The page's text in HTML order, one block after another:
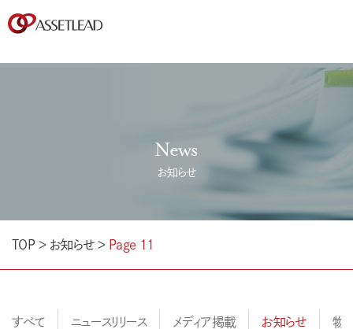
News
お知らせ
TOP＞ お知らせ＞ Page 11
すべて ニュースリリース メディア掲載 お知らせ 物